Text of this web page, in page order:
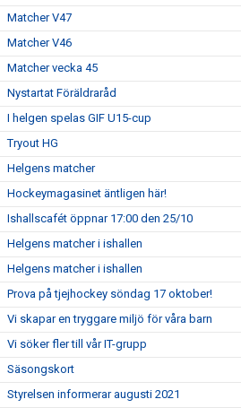
Matcher V47
Matcher V46
Matcher vecka 45
Nystartat Föräldraråd
I helgen spelas GIF U15-cup
Tryout HG
Helgens matcher
Hockeymagasinet äntligen här!
Ishallscafét öppnar 17:00 den 25/10
Helgens matcher i ishallen
Helgens matcher i ishallen
Prova på tjejhockey söndag 17 oktober!
Vi skapar en tryggare miljö för våra barn
Vi söker fler till vår IT-grupp
Säsongskort
Styrelsen informerar augusti 2021